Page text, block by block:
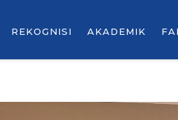
REKOGNISI AKADEMIK